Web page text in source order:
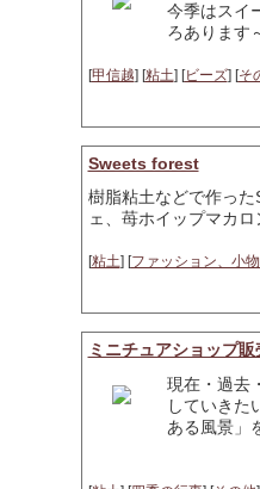
今季はスイ
ろあります
[甲信越] [粘土] [ビーズ] [そ
Sweets forest
樹脂粘土などで作っ
ェ、苺ホイップマカ
[粘土] [ファッション、小
ミニチュアショップ
現在・過去
していきた
ある風景」